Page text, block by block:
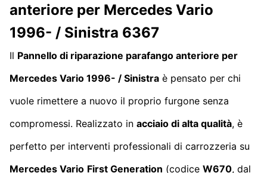
anteriore per Mercedes Vario
1996- / Sinistra 6367
Il Pannello di riparazione parafango anteriore per
Mercedes Vario 1996- / Sinistra è pensato per chi
vuole rimettere a nuovo il proprio furgone senza
compromessi. Realizzato in acciaio di alta qualità, è
perfetto per interventi professionali di carrozzeria su
Mercedes Vario First Generation (codice W670, dal